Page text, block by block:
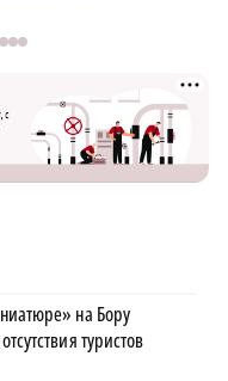
на Бору
туристов